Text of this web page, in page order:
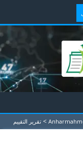
> تقرير التقييم